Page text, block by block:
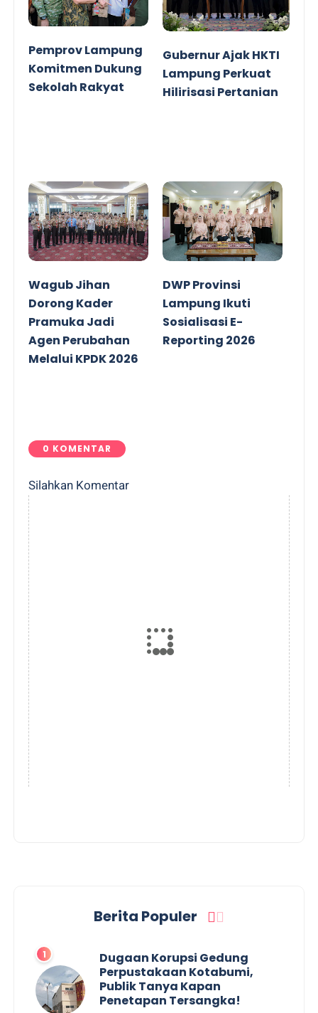
Pemprov Lampung
Komitmen Dukung
Sekolah Rakyat
Gubernur Ajak HKTI
Lampung Perkuat
Hilirisasi Pertanian
Wagub Jihan
Dorong Kader
Pramuka Jadi
Agen Perubahan
Melalui KPDK 2026
DWP Provinsi
Lampung Ikuti
Sosialisasi E-
Reporting 2026
0 KOMENTAR
Silahkan Komentar
Berita Populer
Dugaan Korupsi Gedung
Perpustakaan Kotabumi,
Publik Tanya Kapan
Penetapan Tersangka!